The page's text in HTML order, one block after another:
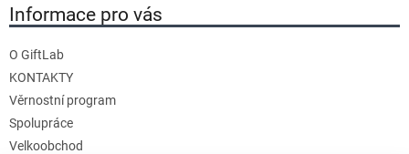
Informace pro vás
O GiftLab
KONTAKTY
Věrnostní program
Spolupráce
Velkoobchod